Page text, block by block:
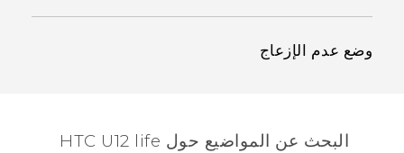
وضع عدم الإزعاج
البحث عن المواضيع حول HTC U12 life